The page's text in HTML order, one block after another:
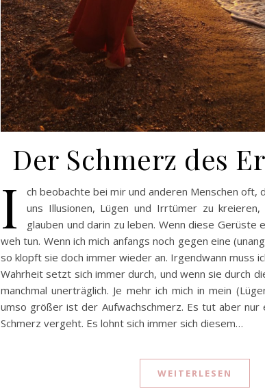
Der Schmerz des
I
ch beobachte bei mir und anderen Menschen oft,
uns Illusionen, Lügen und Irrtümer zu
glauben und darin zu leben. Wenn diese Gerüste
weh tun. Wenn ich mich anfangs noch gegen eine
so klopft sie doch immer wieder an. Irgendwann muss
Wahrheit setzt sich immer durch, und wenn sie durch
manchmal unerträglich. Je mehr ich mich in mein
umso größer ist der Aufwachschmerz. Es tut aber nur
Schmerz vergeht. Es lohnt sich immer sich diesem…
WEITERLESEN